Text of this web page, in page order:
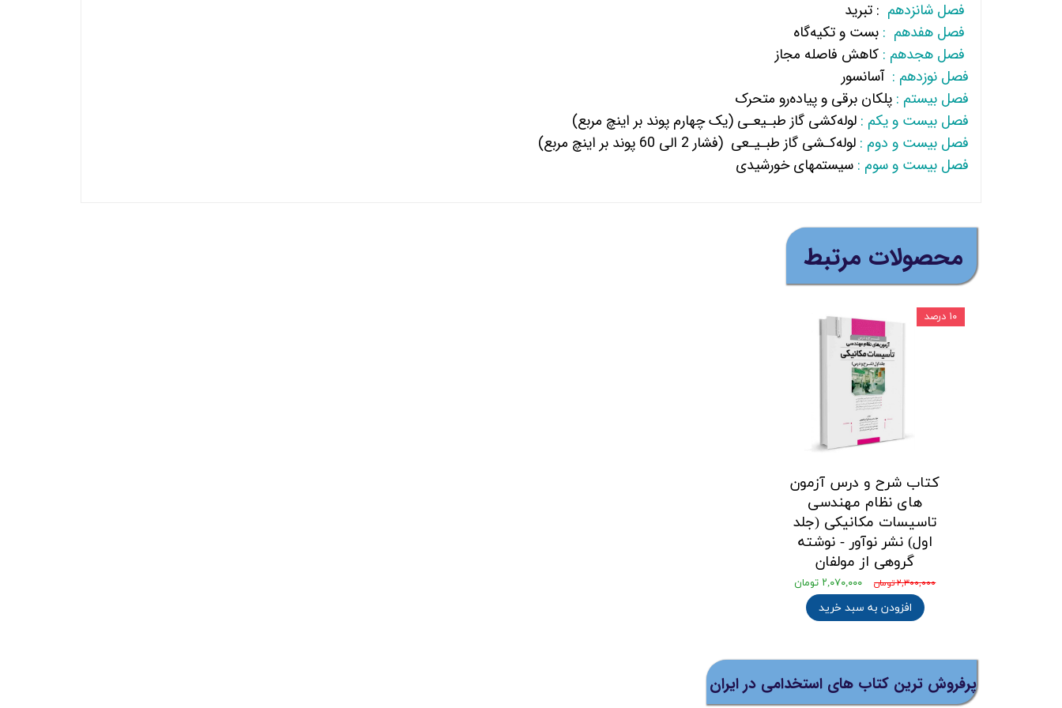
فصل شانزدهم : تبرید
فصل هفدهم : بست و تکیه‌گاه
فصل هجدهم : کاهش فاصله مجاز
فصل نوزدهم : آسانسور
فصل بیستم : پلکان برقی و پیاده‌رو متحرک
فصل بیست و یکم : لوله‌کشی گاز طبـیعـی (یک چهارم پوند بر اینچ مربع)
فصل بیست و دوم : لوله‌کـشی گاز طبـیـعی (فشار 2 الی 60 پوند بر اینچ مربع)
فصل بیست و سوم : سیستم‎های خورشیدی
​محصولات مرتبط
کتاب شرح و درس آزمون‌
های نظام مهندسی
تاسیسات مکانیکی (جلد
اول) نشر نوآور - نوشته
گروهی از مولفان
۲,۳۰۰,۰۰۰ تومان ۲,۰۷۰,۰۰۰ تومان
افزودن به سبد خرید
۱۰ درصد
پرفروش ترین کتاب های استخدامی در ایران